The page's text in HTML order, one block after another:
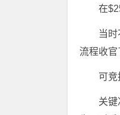
在
当
流程收官
可竞
关